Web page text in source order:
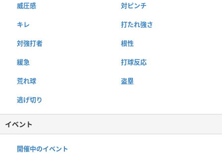
威圧感 対ピンチ
キレ 打たれ強さ
対強打者 根性
緩急 打球反応
荒れ球 盗塁
逃げ切り
イベント
開催中のイベント